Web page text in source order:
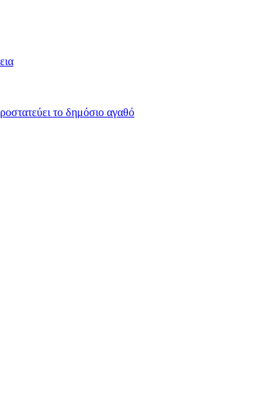
το δημόσιο αγαθό